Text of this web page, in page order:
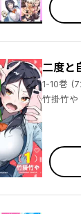
二度と
1-10巻
竹掛竹や